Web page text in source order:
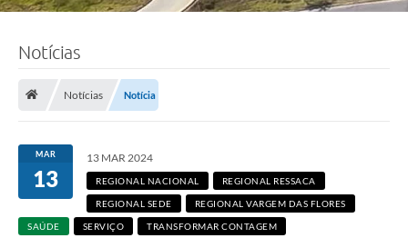
Notícias
Notícias Notícia
MAR
13
13 MAR 2024
REGIONAL NACIONAL REGIONAL RESSACA
REGIONAL SEDE REGIONAL VARGEM DAS FLORES
SAÚDE SERVIÇO TRANSFORMAR CONTAGEM
d
e
l
c
i